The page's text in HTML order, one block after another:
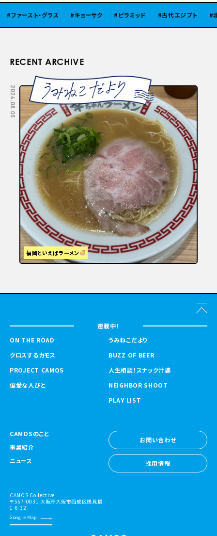
ァースト・グラス キョーサク ピラミッド 古代エジプト 北陸
RECENT ARCHIVE
2026.08.05
福岡といえばラーメン
連載中！
ON THE ROAD
クロスするカモス
PROJECT CAMOS
偏愛な人びと
うみねこだより
BUZZ OF BEER
人生相談！スナック汁婆
NEIGHBOR SHOOT
PLAY LIST
CAMOSのこと
事業紹介
ニュース
お問い合わせ
お問い合わせ
採用情報
CAMOS Collective
〒557-0031 大阪府大阪市西成区鶴見橋
1-6-32
Google Map